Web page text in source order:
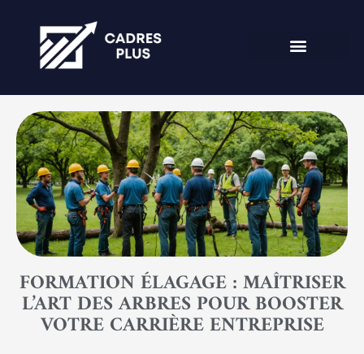
FORMATION ÉLAGAGE : MAÎTRISER
L’ART DES ARBRES POUR BOOSTER
VOTRE CARRIÈRE ENTREPRISE